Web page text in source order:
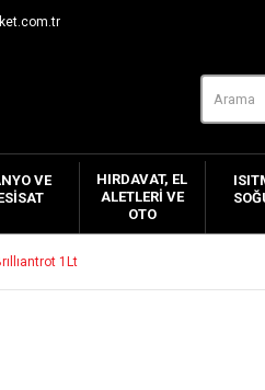
VE
HIRDAVAT, EL
ALETLERI VE
OTO
1Lt